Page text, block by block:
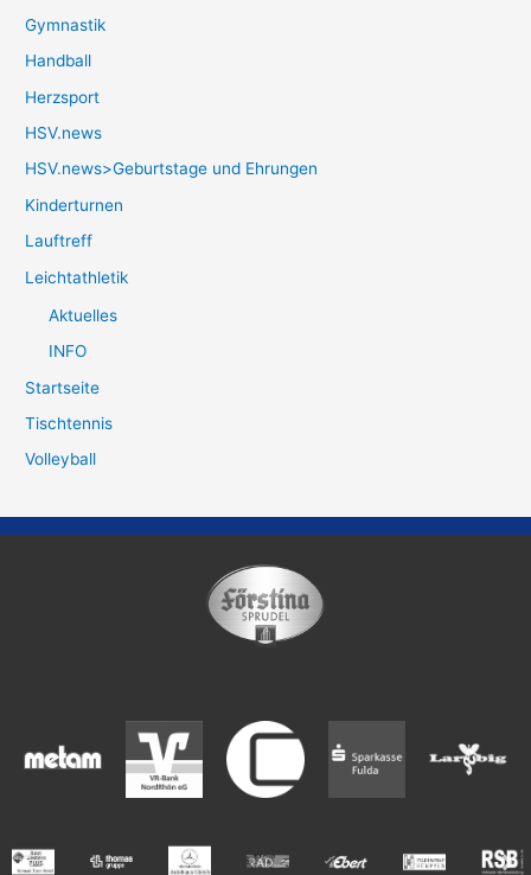
Gymnastik
Handball
Herzsport
HSV.news
HSV.news>Geburtstage und Ehrungen
Kinderturnen
Lauftreff
Leichtathletik
Aktuelles
INFO
Startseite
Tischtennis
Volleyball